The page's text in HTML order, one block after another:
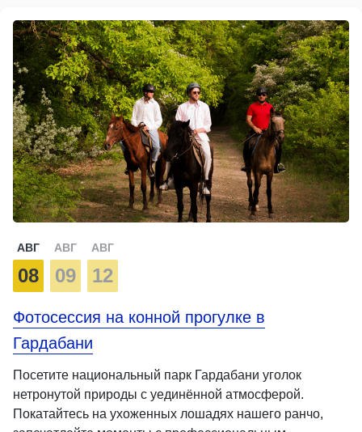
АВГ
08
АВГ
09
АВГ
12
Фотосессия на конной прогулке в
Гардабани
Посетите национальный парк Гардабани уголок
нетронутой природы с уединённой атмосферой.
Покатайтесь на ухоженных лошадях нашего ранчо,